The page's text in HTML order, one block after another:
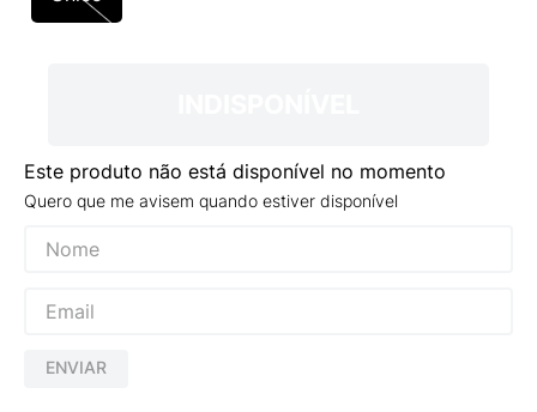
Este produto não está disponível no momento
Quero que me avisem quando estiver disponível
ENVIAR
NEW 530